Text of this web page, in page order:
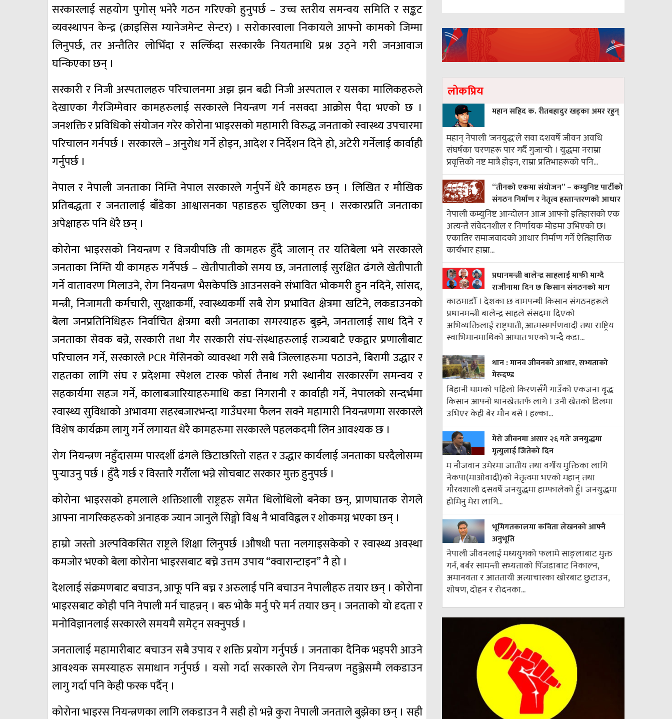
सरकारलाई सहयोग पुगोस् भनेरै गठन गरिएको हुनुपर्छ – उच्च स्तरीय समन्वय समिति र सङ्कट
व्यवस्थापन केन्द्र (क्राइसिस म्यानेजमेन्ट सेन्टर) । सरोकारवाला निकायले आफ्नो कामको जिम्मा
लिनुपर्छ, तर अन्तैतिर लोभिँदा र सल्किँदा सरकारकै नियतमाथि प्रश्न उठ्ने गरी जनआवाज
घन्किएका छन् ।
सरकारी र निजी अस्पतालहरु परिचालनमा अझ झन बढी निजी अस्पताल र यसका मालिकहरुले
देखाएका गैरजिम्मेवार कामहरुलाई सरकारले नियन्त्रण गर्न नसक्दा आक्रोस पैदा भएको छ ।
जनशक्ति र प्रविधिको संयोजन गरेर कोरोना भाइरसको महामारी विरुद्ध जनताको स्वास्थ्य उपचारमा
परिचालन गर्नपर्छ । सरकारले – अनुरोध गर्ने होइन, आदेश र निर्देशन दिने हो, अटेरी गर्नेलाई कार्वाही
गर्नुपर्छ ।
नेपाल र नेपाली जनताका निम्ति नेपाल सरकारले गर्नुपर्ने धेरै कामहरु छन् । लिखित र मौखिक
प्रतिबद्धता र जनतालाई बाँडेका आश्वासनका पहाडहरु चुलिएका छन् । सरकारप्रति जनताका
अपेक्षाहरु पनि धेरै छन् ।
कोरोना भाइरसको नियन्त्रण र विजयीपछि ती कामहरु हुँदै जालान् तर यतिबेला भने सरकारले
जनताका निम्ति यी कामहरु गर्नैपर्छ – खेतीपातीको समय छ, जनतालाई सुरक्षित ढंगले खेतीपाती
गर्ने वातावरण मिलाउने, रोग नियन्त्रण भैसकेपछि आउनसक्ने संभावित भोकमरी हुन नदिने, सांसद,
मन्त्री, निजामती कर्मचारी, सुरक्षाकर्मी, स्वास्थ्यकर्मी सबै रोग प्रभावित क्षेत्रमा खटिने, लकडाउनको
बेला जनप्रतिनिधिहरु निर्वाचित क्षेत्रमा बसी जनताका समस्याहरु बुझ्ने, जनतालाई साथ दिने र
जनताका सेवक बन्ने, सरकारी तथा गैर सरकारी संघ-संस्थाहरुलाई राज्यबाटै एकद्वार प्रणालीबाट
परिचालन गर्ने, सरकारले PCR मेसिनको व्यावस्था गरी सबै जिल्लाहरुमा पठाउने, बिरामी उद्धार र
राहतका लागि संघ र प्रदेशमा स्पेशल टास्क फोर्स तैनाथ गरी स्थानीय सरकारसँग समन्वय र
सहकार्यमा सहज गर्ने, कालाबजारियाहरुमाथि कडा निगरानी र कार्वाही गर्ने, नेपालको सन्दर्भमा
स्वास्थ्य सुविधाको अभावमा सहरबजारभन्दा गाउँघरमा फैलन सक्ने महामारी नियन्त्रणमा सरकारले
विशेष कार्यक्रम लागु गर्ने लगायत धेरै कामहरुमा सरकारले पहलकदमी लिन आवश्यक छ ।
रोग नियन्त्रण नहुँदासम्म पारदर्शी ढंगले छिटाछरितो राहत र उद्धार कार्यलाई जनताका घरदैलोसम्म
पुर्‍याउनु पर्छ । हुँदै गर्छ र विस्तारै गरौँला भन्ने सोचबाट सरकार मुक्त हुनुपर्छ ।
कोरोना भाइरसको हमलाले शक्तिशाली राष्ट्रहरु समेत थिलोथिलो बनेका छन्, प्राणघातक रोगले
आफ्ना नागरिकहरुको अनाहक ज्यान जानुले सिङ्गो विश्व नै भावविह्वल र शोकमग्न भएका छन् ।
हाम्रो जस्तो अल्पविकसित राष्ट्रले शिक्षा लिनुपर्छ ।औषधी पत्ता नलगाइसकेको र स्वास्थ्य अवस्था
कमजोर भएको बेला कोरोना भाइरसबाट बच्ने उत्तम उपाय “क्वारान्टाइन” नै हो ।
देशलाई संक्रमणबाट बचाउन, आफू पनि बच्न र अरुलाई पनि बचाउन नेपालीहरु तयार छन् । कोरोना
भाइरसबाट कोही पनि नेपाली मर्न चाहन्नन् । बरु भोकै मर्नु परे मर्न तयार छन् । जनताको यो दृदता र
मनोविज्ञानलाई सरकारले समयमै समेट्न सक्नुपर्छ ।
जनतालाई महामारीबाट बचाउन सबै उपाय र शक्ति प्रयोग गर्नुपर्छ । जनताका दैनिक भइपरी आउने
आवश्यक समस्याहरु समाधान गर्नुपर्छ । यसो गर्दा सरकारले रोग नियन्त्रण नहुञ्जेसम्मै लकडाउन
लागु गर्दा पनि केही फरक पर्दैन्‌ ।
कोरोना भाइरस नियन्त्रणका लागि लकडाउन नै सही हो भन्ने कुरा नेपाली जनताले बुझेका छन् । सही
लाेकप्रिय
महान सहिद क. रीतबहादुर खड्‌का अमर रहुन्
महान् नेपाली 'जनयुद्ध'ले सवा दशवर्षे जीवन अवधि
संघर्षका चरणहरू पार गर्दै गुजार्‍यो । युद्धमा नराम्रा
प्रवृत्तिको नष्ट मात्रै होइन, राम्रा प्रतिभाहरूको पनि...
“तीनको एकमा संयोजन” – कम्युनिष्ट पार्टीको
संगठन निर्माण र नेतृत्व हस्तान्तरणको आधार
नेपाली कम्युनिष्ट आन्दोलन आज आफ्नो इतिहासको एक
अत्यन्तै संवेदनशील र निर्णायक मोडमा उभिएको छ।
एकातिर समाजवादको आधार निर्माण गर्ने ऐतिहासिक
कार्यभार हाम्रा...
प्रधानमन्त्री बालेन्द्र साहलाई माफी माग्दै
राजीनामा दिन छ किसान संगठनको माग
काठमाडौँ । देशका छ वामपन्थी किसान संगठनहरूले
प्रधानमन्त्री बालेन्द्र साहले संसदमा दिएको
अभिव्यक्तिलाई राष्ट्रघाती, आत्मसमर्पणवादी तथा राष्ट्रिय
स्वाभिमानमाथिको आघात भएको भन्दै कडा...
धान : मानव जीवनको आधार, सभ्यताको
मेरुदण्ड
बिहानी घामको पहिलो किरणसँगै गाउँको एकजना वृद्ध
किसान आफ्नो धानखेततर्फ लागे । उनी खेतको डिलमा
उभिएर केही बेर मौन बसे । हल्का...
मेरो जीवनमा असार २६ गतेः जनयुद्धमा
मृत्युलाई जितेको दिन
म नौजवान उमेरमा जातीय तथा वर्गीय मुक्तिका लागि
नेकपा(माओवादी)को नेतृत्वमा भएको महान् तथा
गौरवशाली दसवर्षे जनयुद्धमा हाम्फालेको हुँ। जनयुद्धमा
होमिनु मेरा लागि...
भूमिगतकालमा कविता लेखनको आफ्नै
अनुभूति
नेपाली जीवनलाई मध्ययुगको फलामे साङ्लाबाट मुक्त
गर्न, बर्बर सामन्ती सभ्यताको पिँजडाबाट निकाल्न,
अमानवता र आततायी अत्याचारका खोरबाट छुटाउन,
शोषण, दोहन र रोदनका...